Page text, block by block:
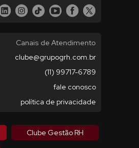
Canais de Atendimento
clube@grupogrh.com.br
(11) 99717-6789
fale conosco
política de privacidade
Clube Gestão RH